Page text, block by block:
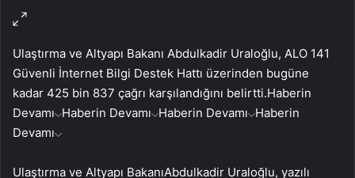
Ulaştırma ve Altyapı Bakanı Abdulkadir Uraloğlu, ALO 141
Güvenli İnternet Bilgi Destek Hattı üzerinden bugüne
kadar 425 bin 837 çağrı karşılandığını belirtti.Haberin
Devamı Haberin Devamı Haberin Devamı Haberin
Devamı
Ulaştırma ve Altyapı BakanıAbdulkadir Uraloğlu, yazılı